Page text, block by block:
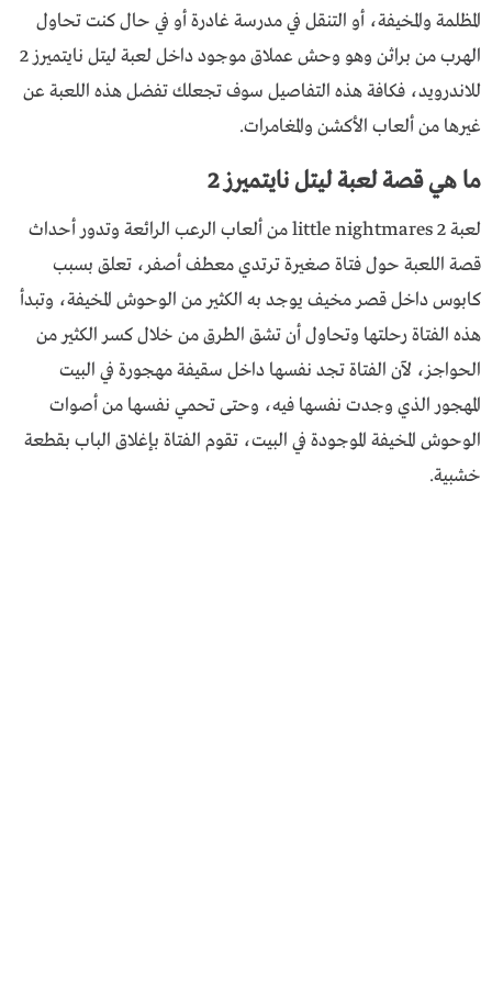
المظلمة والمخيفة، أو التنقل في مدرسة غادرة أو في حال كنت تحاول
الهرب من براثن وهو وحش عملاق موجود داخل لعبة ليتل نايتميرز 2
للاندرويد، فكافة هذه التفاصيل سوف تجعلك تفضل هذه اللعبة عن
غيرها من ألعاب الأكشن والمغامرات.
ما هي قصة لعبة ليتل نايتميرز 2
لعبة little nightmares 2 من ألعاب الرعب الرائعة وتدور أحداث
قصة اللعبة حول فتاة صغيرة ترتدي معطف أصفر، تعلق بسبب
كابوس داخل قصر مخيف يوجد به الكثير من الوحوش المخيفة، وتبدأ
هذه الفتاة رحلتها وتحاول أن تشق الطرق من خلال كسر الكثير من
الحواجز، لآن الفتاة تجد نفسها داخل سقيفة مهجورة في البيت
المهجور الذي وجدت نفسها فيه، وحتى تحمي نفسها من أصوات
الوحوش المخيفة الموجودة في البيت، تقوم الفتاة بإغلاق الباب بقطعة
خشبية.